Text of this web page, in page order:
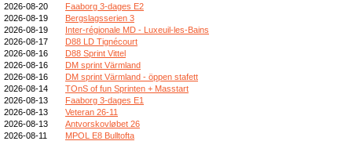
2026-08-20
Faaborg 3-dages E2
2026-08-19
Bergslagsserien 3
2026-08-19
Inter-régionale MD - Luxeuil-les-Bains
2026-08-17
D88 LD Tignécourt
2026-08-16
D88 Sprint Vittel
2026-08-16
DM sprint Värmland
2026-08-16
DM sprint Värmland - öppen stafett
2026-08-14
TOnS of fun Sprinten + Masstart
2026-08-13
Faaborg 3-dages E1
2026-08-13
Veteran 26-11
2026-08-13
Antvorskovløbet 26
2026-08-11
MPOL E8 Bulltofta